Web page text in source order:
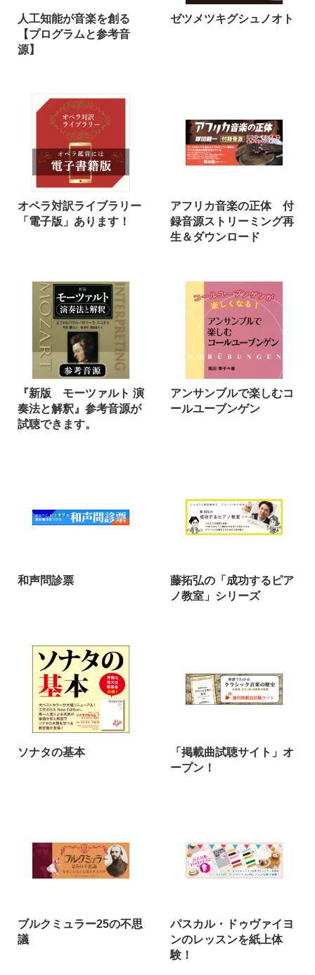
人工知能が音楽を創る
【プログラムと参考音
源】
ゼツメツキグシュノオト
オペラ対訳ライブラリー
「電子版」あります！
アフリカ音楽の正体 付
録音源ストリーミング再
生＆ダウンロード
『新版 モーツァルト 演
奏法と解釈』参考音源が
試聴できます。
アンサンブルで楽しむコ
ールユーブンゲン
和声問診票
藤拓弘の「成功するピア
ノ教室」シリーズ
ソナタの基本
「掲載曲試聴サイト」オ
ープン！
ブルクミュラー25の不思
議
パスカル・ドゥヴァイヨ
ンのレッスンを紙上体
験！